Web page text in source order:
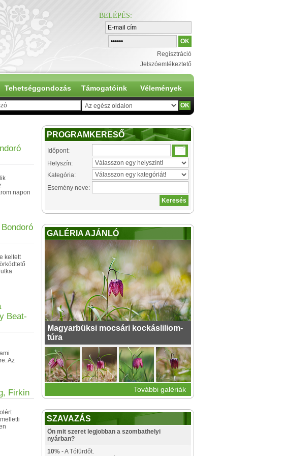
BELÉPÉS:
Regisztráció
Jelszóemlékeztető
Tehetséggondozás Támogatóink Vélemények
napon
keltett
Beat-
Az
Firkin
PROGRAMKERESŐ
Időpont:
Helyszín:
Kategória:
Esemény neve:
GALÉRIA AJÁNLÓ
Magyarbüksi mocsári kockásliliom-
túra
További galériák
SZAVAZÁS
Ön mit szeret legjobban a szombathelyi
nyárban?
10% - A Tófürdőt.